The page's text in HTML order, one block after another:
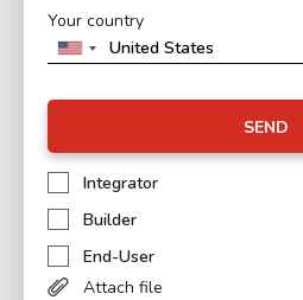
Your country
SEND
Integrator
Builder
End-User
Attach file